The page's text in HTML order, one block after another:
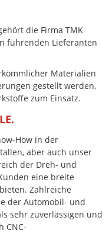
die Firma TMK
führenden Lieferanten
Materialien
gestellt werden,
zum Einsatz.
How in der
aber auch unser
der Dreh- und
eine breite
Zahlreiche
der Automobil- und
sehr zuverlässigen und
CNC-